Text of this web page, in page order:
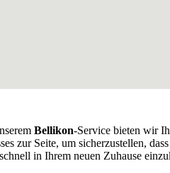
Bellikon-Service bieten wir
zur Seite, um sicherzustellen,
in Ihrem neuen Zuhause